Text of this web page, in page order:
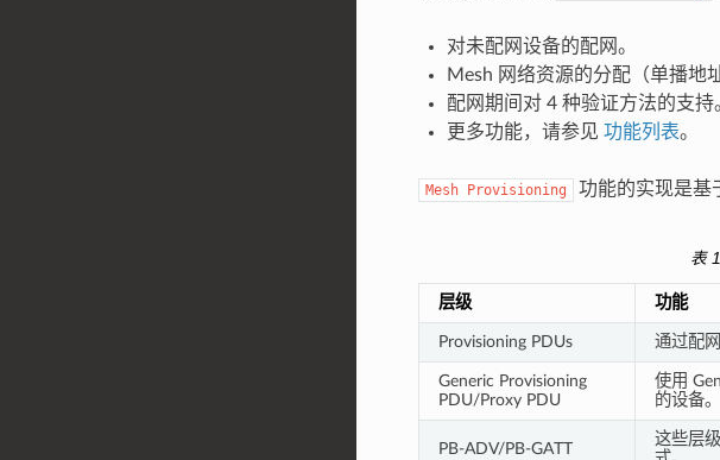
对未配网设备的配网。
Mesh 网络资源的分配（单播地
配网期间对 4 种验证方法的支持
更多功能，请参见 功能列表。
Mesh Provisioning 功能的实现是基
表
层级 功能
Provisioning PDUs 通过配
Generic Provisioning
PDU/Proxy PDU
使用
的设备。
PB-ADV/PB-GATT
这些层